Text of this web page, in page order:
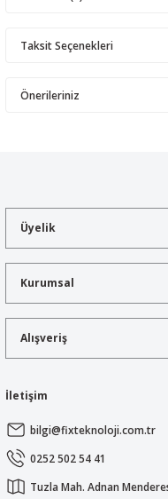
Taksit Seçenekleri
Önerileriniz
Ürün açıklamasında
Ürün bilgilerinde hatalar
Bu ürüne benzer farklı
Üyelik
Kurumsal
Alışveriş
İletişim
bilgi@fixteknoloji.com.tr
0252 502 54 41
Tuzla Mah. Adnan